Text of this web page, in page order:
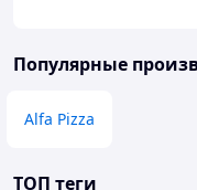
Популярные
Alfa Pizza
ТОП теги